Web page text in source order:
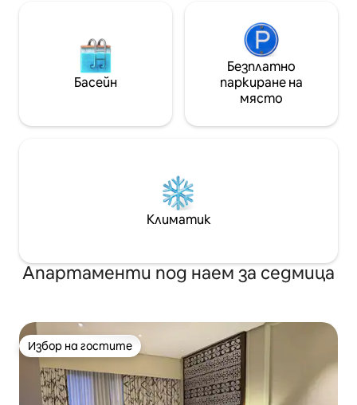
Басейн
Безплатно
паркиране на
място
Климатик
Апартаменти под наем за седмица
Избор на гостите
Избор на гостите